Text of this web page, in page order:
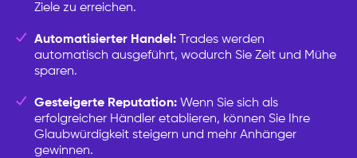
Ziele zu erreichen.
Automatisierter Handel:
Trades werden
automatisch ausgeführt, wodurch Sie Zeit und Mühe
sparen.
Gesteigerte Reputation:Wenn Sie sich als
erfolgreicher Händler etablieren, können Sie Ihre
Glaubwürdigkeit steigern und mehr Anhänger
gewinnen.